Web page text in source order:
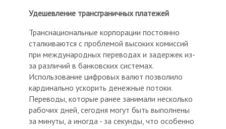
Удешевление трансграничных платежей
Транснациональные корпорации постоянно
сталкиваются с проблемой высоких комиссий
при международных переводах и задержек из-
за различий в банковских системах.
Использование цифровых валют позволило
кардинально ускорить денежные потоки.
Переводы, которые ранее занимали несколько
рабочих дней, сегодня могут быть выполнены
за минуты, а иногда - за секунды, что особенно